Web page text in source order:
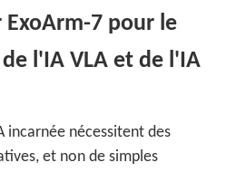
7 pour le
l'IA VLA et de l'IA
incarnée nécessitent des
et non de simples